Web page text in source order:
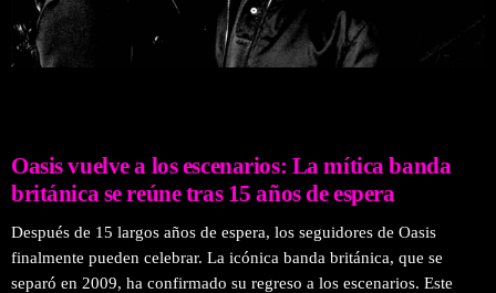
Oasis vuelve a los escenarios: La mítica banda
británica se reúne tras 15 años de espera
Después de 15 largos años de espera, los seguidores de Oasis
finalmente pueden celebrar. La icónica banda británica, que se
separó en 2009, ha confirmado su regreso a los escenarios. Este